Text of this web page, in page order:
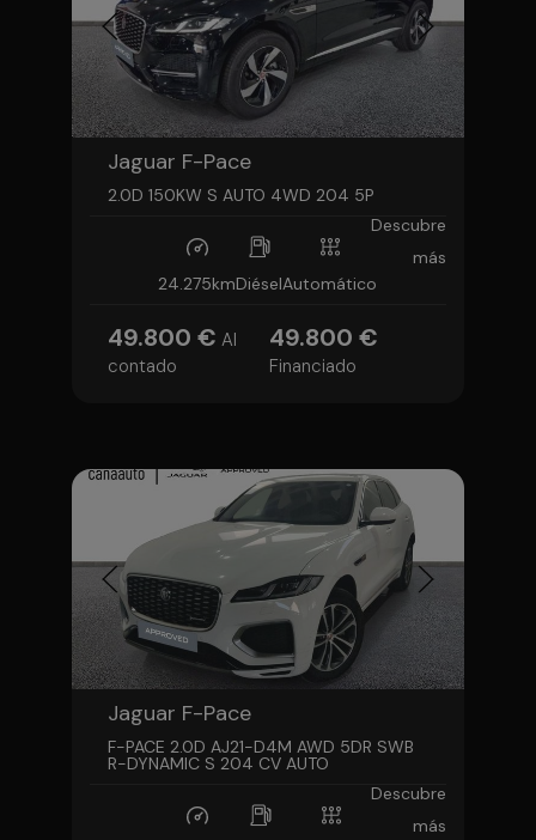
Jaguar F-Pace
2.0D 150KW S AUTO 4WD 204 5P
24.275kmDiéselAutomático
49.800 € Al
contado
49.800 €
Financiado
Descubre
más
Jaguar F-Pace
F-PACE 2.0D AJ21-D4M AWD 5DR SWB
R-DYNAMIC S 204 CV AUTO
Descubre
más